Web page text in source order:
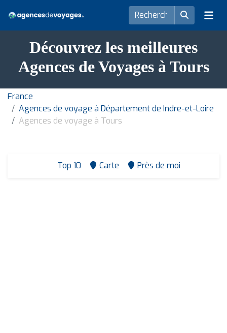
Découvrez les meilleures
Agences de Voyages à Tours
France
Agences de voyage à Département de Indre-et-Loire
Agences de voyage à Tours
Top 10 Carte Près de moi